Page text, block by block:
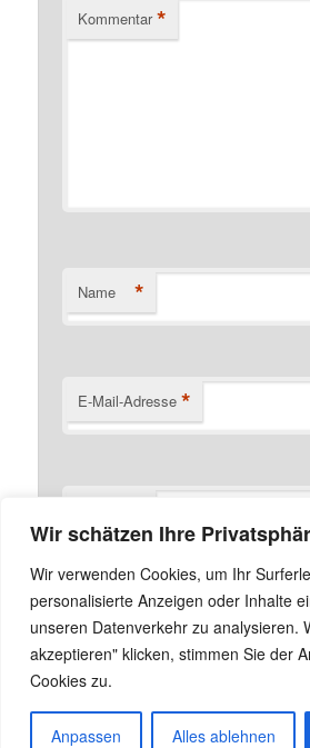
Wir schätzen Ihre
Wir verwenden Cookies, um Ihr
personalisierte Anzeigen oder Inhalte
unseren Datenverkehr zu analysieren.
akzeptieren" klicken, stimmen Sie der
Cookies zu.
Anpassen Alles ablehnen
Kommentar *
Name *
E-Mail-Adresse *
Name, E-Mail-Adresse und
für meinen nächsten Kommentar